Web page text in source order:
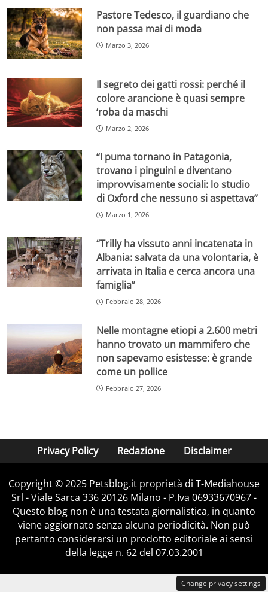
Pastore Tedesco, il guardiano che
non passa mai di moda
Marzo 3, 2026
Il segreto dei gatti rossi: perché il
colore arancione è quasi sempre
‘roba da maschi
Marzo 2, 2026
“I puma tornano in Patagonia,
trovano i pinguini e diventano
improvvisamente sociali: lo studio
di Oxford che nessuno si aspettava”
Marzo 1, 2026
“Trilly ha vissuto anni incatenata in
Albania: salvata da una volontaria, è
arrivata in Italia e cerca ancora una
famiglia”
Febbraio 28, 2026
Nelle montagne etiopi a 2.600 metri
hanno trovato un mammifero che
non sapevamo esistesse: è grande
come un pollice
Febbraio 27, 2026
Privacy Policy Redazione Disclaimer
Copyright © 2025 Petsblog.it proprietà di T-Mediahouse
Srl - Viale Sarca 336 20126 Milano - P.Iva 06933670967 -
Questo blog non è una testata giornalistica, in quanto
viene aggiornato senza alcuna periodicità. Non può
pertanto considerarsi un prodotto editoriale ai sensi
della legge n. 62 del 07.03.2001
Change privacy settings